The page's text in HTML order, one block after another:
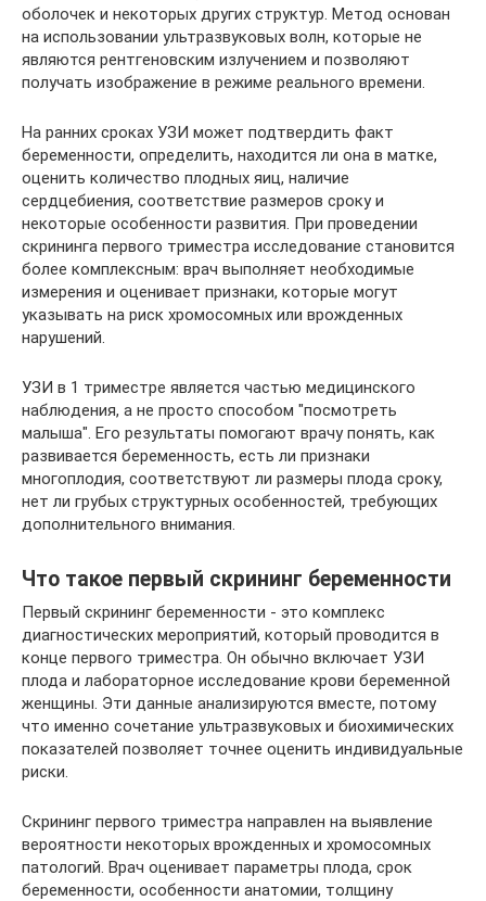
оболочек и некоторых других структур. Метод основан
на использовании ультразвуковых волн, которые не
являются рентгеновским излучением и позволяют
получать изображение в режиме реального времени.
На ранних сроках УЗИ может подтвердить факт
беременности, определить, находится ли она в матке,
оценить количество плодных яиц, наличие
сердцебиения, соответствие размеров сроку и
некоторые особенности развития. При проведении
скрининга первого триместра исследование становится
более комплексным: врач выполняет необходимые
измерения и оценивает признаки, которые могут
указывать на риск хромосомных или врожденных
нарушений.
УЗИ в 1 триместре является частью медицинского
наблюдения, а не просто способом "посмотреть
малыша". Его результаты помогают врачу понять, как
развивается беременность, есть ли признаки
многоплодия, соответствуют ли размеры плода сроку,
нет ли грубых структурных особенностей, требующих
дополнительного внимания.
Что такое первый скрининг беременности
Первый скрининг беременности - это комплекс
диагностических мероприятий, который проводится в
конце первого триместра. Он обычно включает УЗИ
плода и лабораторное исследование крови беременной
женщины. Эти данные анализируются вместе, потому
что именно сочетание ультразвуковых и биохимических
показателей позволяет точнее оценить индивидуальные
риски.
Скрининг первого триместра направлен на выявление
вероятности некоторых врожденных и хромосомных
патологий. Врач оценивает параметры плода, срок
беременности, особенности анатомии, толщину